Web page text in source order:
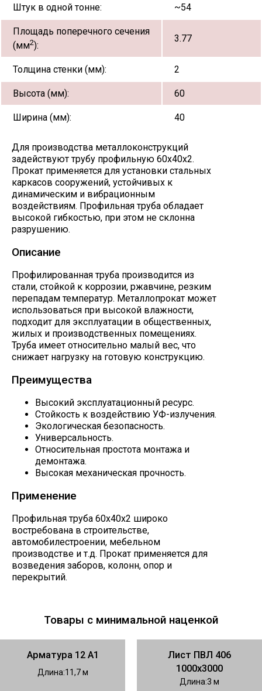
Штук в одной тонне: ~54
Площадь поперечного сечения
(мм2):
3.77
Толщина стенки (мм): 2
Высота (мм): 60
Ширина (мм): 40
Для производства металлоконструкций
задействуют трубу профильную 60х40х2.
Прокат применяется для установки стальных
каркасов сооружений, устойчивых к
динамическим и вибрационным
воздействиям. Профильная труба обладает
высокой гибкостью, при этом не склонна
разрушению.
Описание
Профилированная труба производится из
стали, стойкой к коррозии, ржавчине, резким
перепадам температур. Металлопрокат может
использоваться при высокой влажности,
подходит для эксплуатации в общественных,
жилых и производственных помещениях.
Труба имеет относительно малый вес, что
снижает нагрузку на готовую конструкцию.
Преимущества
Высокий эксплуатационный ресурс.
Стойкость к воздействию УФ-излучения.
Экологическая безопасность.
Универсальность.
Относительная простота монтажа и
демонтажа.
Высокая механическая прочность.
Применение
Профильная труба 60х40х2 широко
востребована в строительстве,
автомобилестроении, мебельном
производстве и т.д. Прокат применяется для
возведения заборов, колонн, опор и
перекрытий.
Товары с минимальной наценкой
Арматура 12 А1
Длина 11,7
Лист ПВЛ 406
1000х3000
Длина 3